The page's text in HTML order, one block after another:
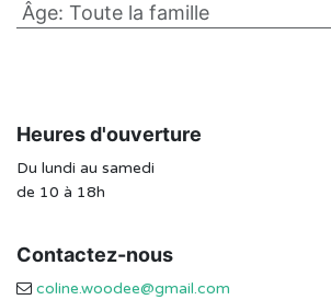
Âge: Toute la famille
Heures d'ouverture
Du lundi au samedi
de 10 à 18h
Contactez-nous
coline.woodee@gmail.com